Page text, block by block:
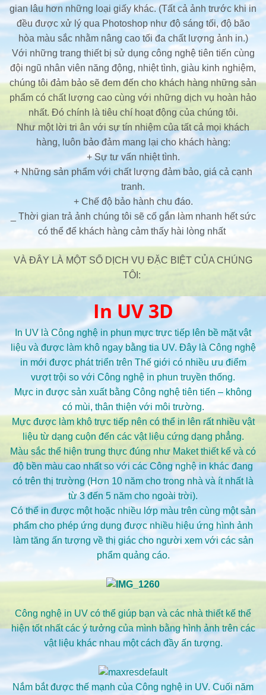
gian lâu hơn những loại giấy khác. (Tất cả ảnh trước khi in
đều được xử lý qua Photoshop như độ sáng tối, độ bão
hòa màu sắc nhằm nâng cao tối đa chất lượng ảnh in.)
Với những trang thiết bị sử dụng công nghệ tiên tiến cùng
đội ngũ nhân viên năng động, nhiệt tình, giàu kinh nghiệm,
chúng tôi đảm bảo sẽ đem đến cho khách hàng những sản
phẩm có chất lượng cao cùng với những dịch vụ hoàn hảo
nhất. Đó chính là tiêu chí hoạt động của chúng tôi.
Như một lời tri ân với sự tín nhiệm của tất cả mọi khách
hàng, luôn bảo đảm mang lại cho khách hàng:
+ Sự tư vấn nhiệt tình.
+ Những sản phẩm với chất lượng đảm bảo, giá cả cạnh
tranh.
+ Chế độ bảo hành chu đáo.
_ Thời gian trả ảnh chúng tôi sẽ cố gắn làm nhanh hết sức
có thể để khách hàng cảm thấy hài lòng nhất
VÀ ĐÂY LÀ MỘT SỐ DỊCH VỤ ĐẶC BIỆT CỦA CHÚNG
TÔI:
In UV 3D
In UV là Công nghệ in phun mực trực tiếp lên bề mặt vật
liệu và được làm khô ngay bằng tia UV. Đây là Công nghệ
in mới được phát triển trên Thế giới có nhiều ưu điểm
vượt trội so với Công nghệ in phun truyền thống.
Mực in được sản xuất bằng Công nghệ tiên tiến – không
có mùi, thân thiện với môi trường.
Mực được làm khô trực tiếp nên có thể in lên rất nhiều vật
liệu từ dạng cuộn đến các vật liệu cứng dạng phẳng.
Màu sắc thể hiện trung thực đúng như Maket thiết kế và có
độ bền màu cao nhất so với các Công nghệ in khác đang
có trên thị trường (Hơn 10 năm cho trong nhà và ít nhất là
từ 3 đến 5 năm cho ngoài trời).
Có thể in được một hoặc nhiều lớp màu trên cùng một sản
phẩm cho phép ứng dụng được nhiều hiệu ứng hình ảnh
làm tăng ấn tượng về thị giác cho người xem với các sản
phẩm quảng cáo.
Công nghệ in UV có thể giúp bạn và các nhà thiết kế thể
hiện tốt nhất các ý tưởng của mình bằng hình ảnh trên các
vật liệu khác nhau một cách đầy ấn tượng.
Nắm bắt được thế mạnh của Công nghệ in UV. Cuối năm